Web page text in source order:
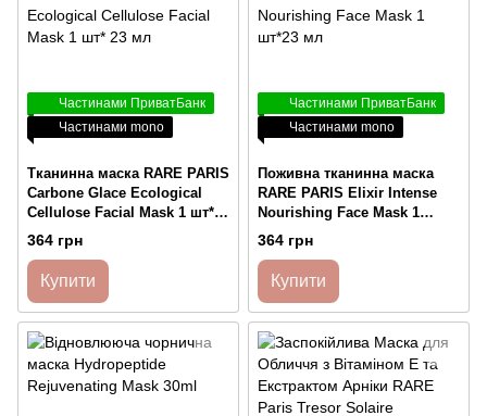
Частинами ПриватБанк
Частинами mono
Тканинна маска RARE PARIS
Carbone Glace Ecological
Cellulose Facial Mask 1 шт*
23 мл
364 грн
Купити
Частинами ПриватБанк
Частинами mono
Поживна тканинна маска
RARE PARIS Elixir Intense
Nourishing Face Mask 1
шт*23 мл
364 грн
Купити